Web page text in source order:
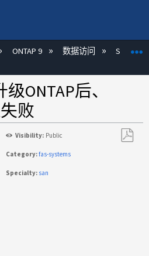
次ONTAP 9 数据访问 SAN
ONTAP后、
败
Visibility: Public
Category:fas-systems
Specialty: san